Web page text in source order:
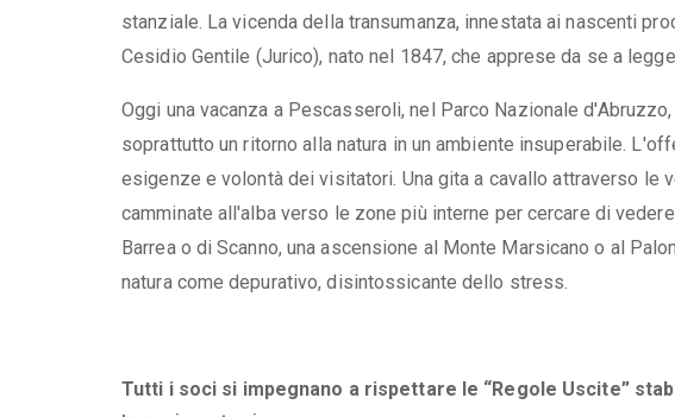
stanziale. La vicenda della transumanza, innestata ai nascenti
Cesidio Gentile (Jurico), nato nel 1847, che apprese da se a
Oggi una vacanza a Pescasseroli, nel Parco Nazionale
soprattutto un ritorno alla natura in un ambiente insuperabile.
esigenze e volontà dei visitatori. Una gita a cavallo attraverso le
camminate all'alba verso le zone più interne per cercare di
Barrea o di Scanno, una ascensione al Monte Marsicano o al
natura come depurativo, disintossicante dello stress.
Tutti i soci si impegnano a rispettare le “Regole Uscite”